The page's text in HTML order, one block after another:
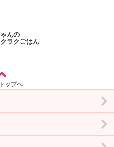
んの
ラクごはん
ップへ